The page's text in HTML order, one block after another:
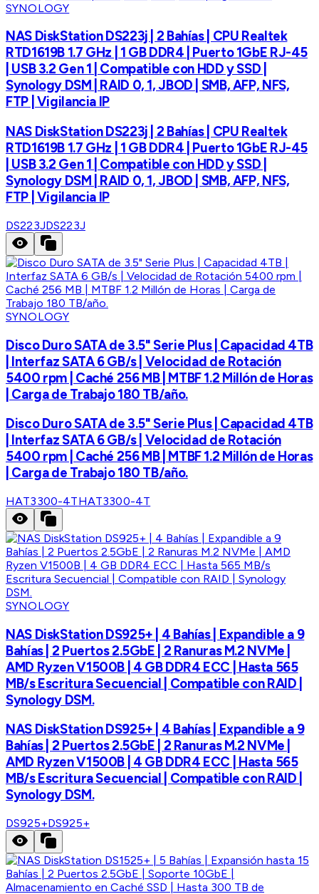
SYNOLOGY
NAS DiskStation DS223j | 2 Bahías | CPU Realtek
RTD1619B 1.7 GHz | 1 GB DDR4 | Puerto 1GbE RJ-45
| USB 3.2 Gen 1 | Compatible con HDD y SSD |
Synology DSM | RAID 0, 1, JBOD | SMB, AFP, NFS,
FTP | Vigilancia IP
NAS DiskStation DS223j | 2 Bahías | CPU Realtek
RTD1619B 1.7 GHz | 1 GB DDR4 | Puerto 1GbE RJ-45
| USB 3.2 Gen 1 | Compatible con HDD y SSD |
Synology DSM | RAID 0, 1, JBOD | SMB, AFP, NFS,
FTP | Vigilancia IP
DS223JDS223J
SYNOLOGY
Disco Duro SATA de 3.5" Serie Plus | Capacidad 4TB
| Interfaz SATA 6 GB/s | Velocidad de Rotación
5400 rpm | Caché 256 MB | MTBF 1.2 Millón de Horas
| Carga de Trabajo 180 TB/año.
Disco Duro SATA de 3.5" Serie Plus | Capacidad 4TB
| Interfaz SATA 6 GB/s | Velocidad de Rotación
5400 rpm | Caché 256 MB | MTBF 1.2 Millón de Horas
| Carga de Trabajo 180 TB/año.
HAT3300-4THAT3300-4T
SYNOLOGY
NAS DiskStation DS925+ | 4 Bahías | Expandible a 9
Bahías | 2 Puertos 2.5GbE | 2 Ranuras M.2 NVMe |
AMD Ryzen V1500B | 4 GB DDR4 ECC | Hasta 565
MB/s Escritura Secuencial | Compatible con RAID |
Synology DSM.
NAS DiskStation DS925+ | 4 Bahías | Expandible a 9
Bahías | 2 Puertos 2.5GbE | 2 Ranuras M.2 NVMe |
AMD Ryzen V1500B | 4 GB DDR4 ECC | Hasta 565
MB/s Escritura Secuencial | Compatible con RAID |
Synology DSM.
DS925+DS925+